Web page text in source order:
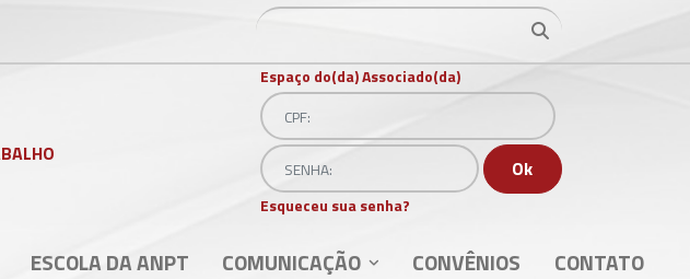
Ir para o resultado
Espaço do(da) Associado(da)
CPF:
Senha
Ok
Esqueceu sua senha?
ESCOLA DA ANPT COMUNICAÇÃO CONVÊNIOS CONTATO